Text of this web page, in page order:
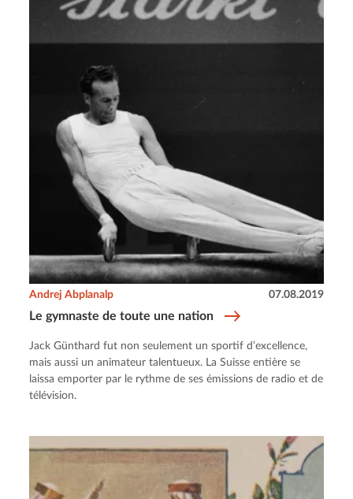
Le gymnaste de toute une nation
Andrej Abplanalp 07.08.2019
Jack Günthard fut non seulement un sportif d’excellence,
mais aussi un animateur talentueux. La Suisse entière se
laissa emporter par le rythme de ses émissions de radio et de
télévision.